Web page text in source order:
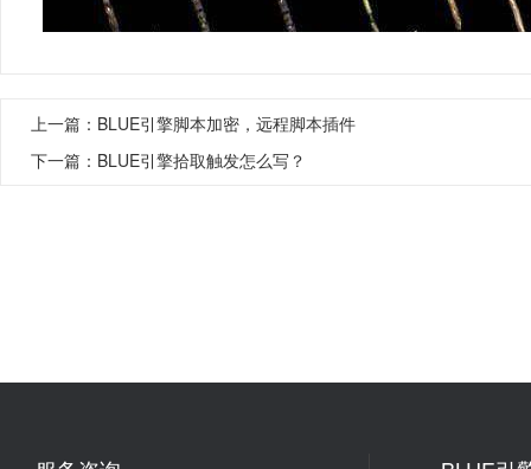
上一篇： BLUE引擎脚本加密，远程脚本插件
下一篇： BLUE引擎拾取触发怎么写？